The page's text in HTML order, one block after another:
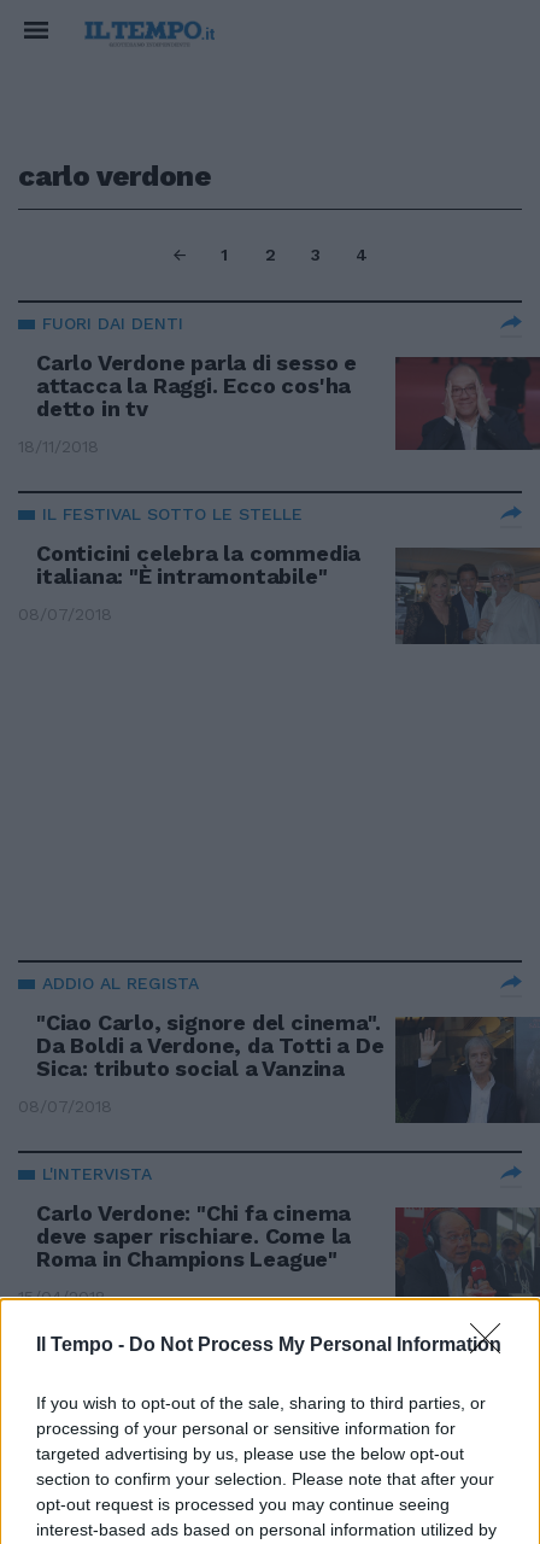
Il Tempo - Do Not Process My Personal Information
If you wish to opt-out of the sale, sharing to third parties, or
processing of your personal or sensitive information for
targeted advertising by us, please use the below opt-out
section to confirm your selection. Please note that after your
opt-out request is processed you may continue seeing
interest-based ads based on personal information utilized by
carlo verdone
1 2 3 4
FUORI DAI DENTI
Carlo Verdone parla di sesso e
attacca la Raggi. Ecco cos'ha
detto in tv
18/11/2018
IL FESTIVAL SOTTO LE STELLE
Conticini celebra la commedia
italiana: "È intramontabile"
08/07/2018
ADDIO AL REGISTA
"Ciao Carlo, signore del cinema".
Da Boldi a Verdone, da Totti a De
Sica: tributo social a Vanzina
08/07/2018
L'INTERVISTA
Carlo Verdone: "Chi fa cinema
deve saper rischiare. Come la
Roma in Champions League"
15/04/2018
Carlo Verdone scatenato:
"Roma, che sogno. Me sta a
parti' la pompa!"
11/04/2018